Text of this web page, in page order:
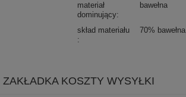
materiał
dominujący
bawełna
skład materiału 70% bawełna
ZAKŁADKA KOSZTY WYSYŁKI